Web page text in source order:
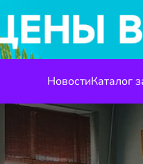
НовостиКаталог